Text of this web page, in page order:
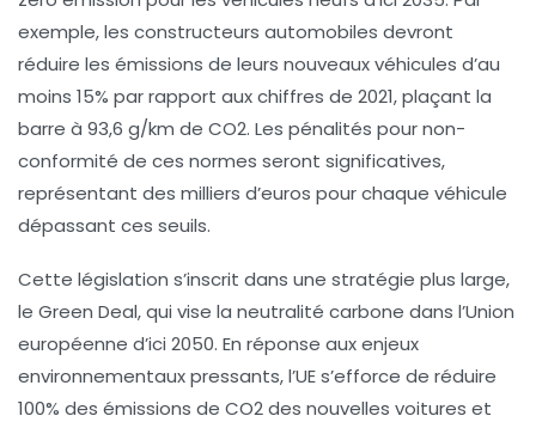
exemple, les constructeurs automobiles devront
réduire les émissions de leurs nouveaux véhicules d’au
moins 15% par rapport aux chiffres de 2021, plaçant la
barre à 93,6 g/km de CO2. Les pénalités pour non-
conformité de ces normes seront significatives,
représentant des milliers d’euros pour chaque véhicule
dépassant ces seuils.
Cette législation s’inscrit dans une stratégie plus large,
le Green Deal, qui vise la neutralité carbone dans l’Union
européenne d’ici 2050. En réponse aux enjeux
environnementaux pressants, l’UE s’efforce de réduire
100% des émissions de CO2 des nouvelles voitures et